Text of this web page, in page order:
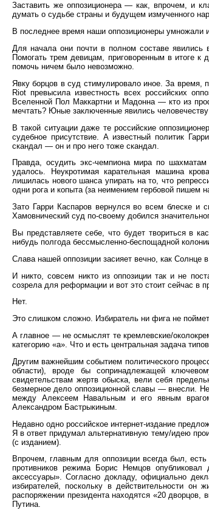
Заставить же оппозиционера — как, впрочем, и
думать о судьбе страны и будущем измученного
В последнее время наши оппозиционеры умножали
Для начала они почти в полном составе
Помогать трем девицам, приговоренным в итоге
помочь ничем было невозможно.
Явку борцов в суд стимулировало иное. За время,
Riot превысила известность всех российских
Вселенной Пол Маккартни и Мадонна — кто из
мечтать? Юные заключенные явились
В такой ситуации даже те российские
судебное присутствие. А известный политик
скандал — он и про него тоже скандал.
Правда, осудить экс-чемпиона мира по
удалось. Неукротимая карательная машина
лишилась нового шанса упирать на то, что
одни рога и копыта (за неимением гербовой пишем
Зато Гарри Каспаров вернулся во всем блеске и
Хамовнический суд по-своему добился
Вы представляете себе, что будет твориться в
нибудь полгода бессмысленно-беспощадной
Слава нашей оппозиции засияет вечно, как Солнце
И никто, совсем никто из оппозиции так и не
созрела для реформации и вот это стоит сейчас в
Нет.
Это слишком сложно. Избиратель ни фига не
А главное — не осмыслят те кремлевские/
категорию «а». Что и есть центральная задача
Другим важнейшим событием политического
области), вроде бы сопринадлежащей
свидетельствам жертв обыска, вели себя
безмерное дело оппозиционной славы — внесли.
между Алексеем Навальным и его явным
Александром Бастрыкиным.
Недавно одно российское интернет-издание
Я в ответ придумал альтернативную тему/идею
(с изданием).
Впрочем, главным для оппозиции всегда был,
противников режима Борис Немцов
аксессуары». Согласно докладу, официально
избирателей, поскольку в действительности
распоряжении президента находятся «20
Путина.